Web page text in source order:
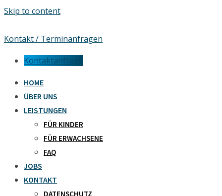
Skip to content
Kontakt / Terminanfragen
Kontaktanfrage
HOME
ÜBER UNS
LEISTUNGEN
FÜR KINDER
FÜR ERWACHSENE
FAQ
JOBS
KONTAKT
DATENSCHUTZ